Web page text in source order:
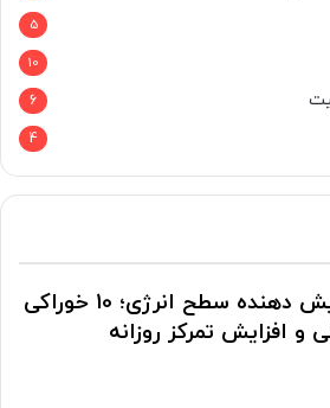
5
10
6
4
غذاهای طبیعی افزایش دهنده سطح انرژی؛ 10 خوراکی
و افزایش تمرکز روزانه